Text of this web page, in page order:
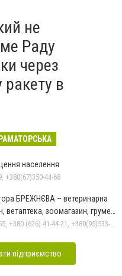
не
Раду
через
ракету в
населення
+380(67)350-44-68
БРЕЖНЄВА – ветеринарна
ветаптека, зоомагазин, грумер,
+380 (50) 695-37-55, +380 (626) 41-44-21, +380(95)533-90-03
підприємство